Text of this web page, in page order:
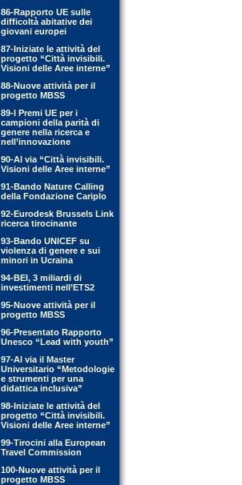
86-Rapporto UE sulle
difficoltà abitative dei
giovani europei
87-Iniziate le attività del
progetto “Città invisibili.
Visioni delle Aree interne”
88-Nuove attività per il
progetto MBSS
89-l Premi UE per i
campioni della parità di
genere nella ricerca e
nell’innovazione
90-Al via “Città invisibili.
Visioni delle Aree interne”
91-Bando Nature Calling
della Fondazione Cariplo
92-Eurodesk Brussels Link
ricerca tirocinante
93-Bando UNICEF su
violenza di genere e sui
minori in Ucraina
94-BEI, 3 miliardi di
investimenti nell’ETS2
95-Nuove attività per il
progetto MBSS
96-Presentato Rapporto
Unesco “Lead with youth”
97-Al via il Master
Universitario “Metodologie
e strumenti per una
didattica inclusiva”
98-Iniziate le attività del
progetto “Città invisibili.
Visioni delle Aree interne”
99-Tirocini alla European
Travel Commission
100-Nuove attività per il
progetto MBSS